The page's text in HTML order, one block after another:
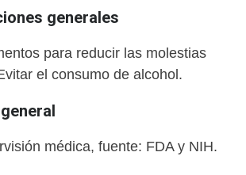
generales
para reducir las molestias
el consumo de alcohol.
médica, fuente: FDA y NIH.